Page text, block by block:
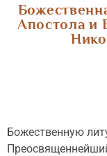
Апостола и
Божественную